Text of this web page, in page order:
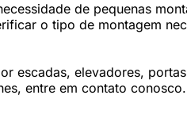
de pequenas
o tipo de montagem
escadas, elevadores,
entre em contato conosco.